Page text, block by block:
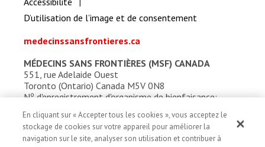
D’utilisation de l’image et de consentement
medecinssansfrontieres.ca
MÉDECINS SANS FRONTIÈRES (MSF) CANADA
551, rue Adelaide Ouest
Toronto (Ontario) Canada M5V 0N8
Nod'enregistrement d'organisme de bienfaisance:
En cliquant sur « Accepter tous les cookies », vous acceptez le
stockage de cookies sur votre appareil pour améliorer la
navigation sur le site, analyser son utilisation et contribuer à